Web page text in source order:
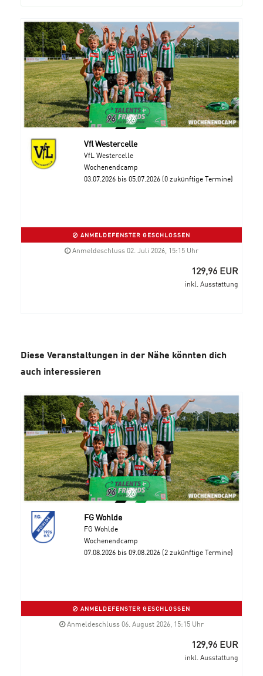
Vfl Westercelle
VfL Westercelle
Wochenendcamp
03.07.2026 bis 05.07.2026 (0 zukünftige Termine)
ANMELDEFENSTER GESCHLOSSEN
Anmeldeschluss 02. Juli 2026, 15:15 Uhr
129,96 EUR
inkl. Ausstattung
Diese Veranstaltungen in der Nähe könnten dich
auch interessieren
FG Wohlde
FG Wohlde
Wochenendcamp
07.08.2026 bis 09.08.2026 (2 zukünftige Termine)
ANMELDEFENSTER GESCHLOSSEN
Anmeldeschluss 06. August 2026, 15:15 Uhr
129,96 EUR
inkl. Ausstattung